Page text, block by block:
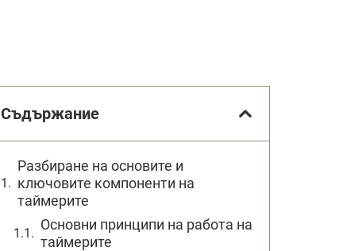
Съдържание
Разбиране на основите и
ключовите компоненти на
таймерите
Основни принципи на работа на
таймерите